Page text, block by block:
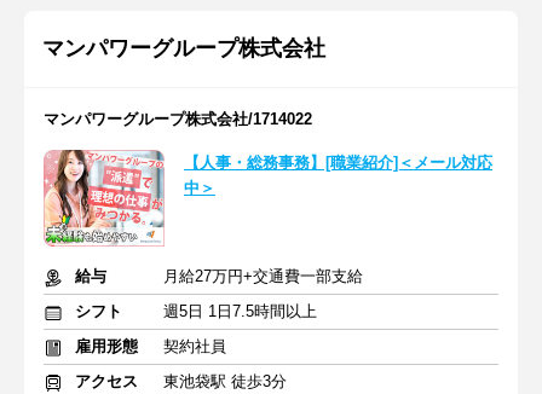
マンパワーグループ株式会社
マンパワーグループ株式会社/1714022
【人事・総務事務】[職業紹介]＜メール対応
中＞
給与
月給27万円+交通費一部支給
シフト
週5日 1日7.5時間以上
雇用形態
契約社員
アクセス
東池袋駅 徒歩3分